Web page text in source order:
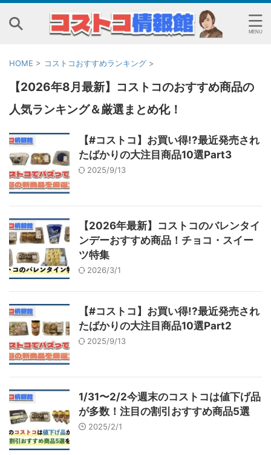
HOME > コストコおすすめランキング >
【2026年8月最新】コストコのおすすめ商品の
人気ランキング＆厳選まとめ化！
【#コストコ】お買い得!?最近発売され
たばかりの大注目商品10選Part3
2025/9/13
【2026年最新】コストコのバレンタイ
ンデーおすすめ商品！チョコ・スイー
ツ特集
2026/3/1
【#コストコ】お買い得!?最近発売され
たばかりの大注目商品10選Part2
2025/9/13
1/31〜2/2今週末のコストコは値下げ品
が多数！注目の割引おすすめ商品5選
2025/2/1